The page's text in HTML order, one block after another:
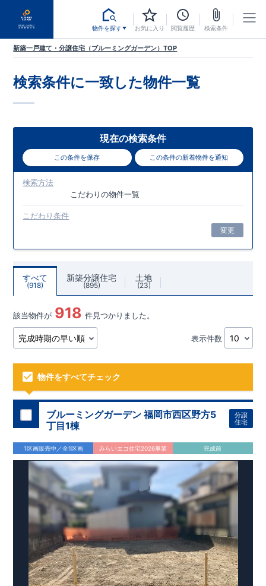
物件を探す お気に入り 閲覧履歴 検索条件
新築一戸建て・分譲住宅（ブルーミングガーデン）TOP
検索条件に一致した物件一覧
現在の検索条件
この条件を保存 この条件の新着物件を通知
検索方法
こだわりの物件一覧
こだわり条件
変更
すべて
918
新築分譲住宅
895
土地
23
該当物件が 918 件見つかりました。
表示件数
物件をすべてチェック
ブルーミングガーデン 福岡市西区野方5
丁目1棟
分譲
住宅
1区画販売中／全1区画 みらいエコ住宅2026事業 完成前